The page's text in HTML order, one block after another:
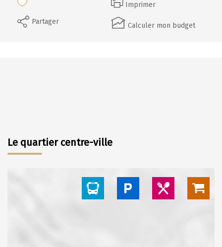
Imprimer
Partager
Calculer mon budget
Le quartier centre-ville